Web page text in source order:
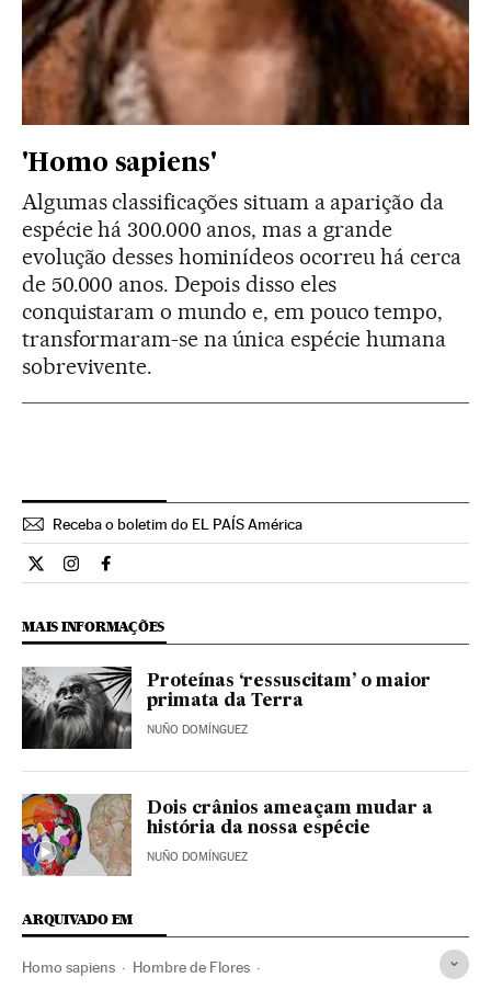
'Homo sapiens'
Algumas classificações situam a aparição da
espécie há 300.000 anos, mas a grande
evolução desses hominídeos ocorreu há cerca
de 50.000 anos. Depois disso eles
conquistaram o mundo e, em pouco tempo,
transformaram-se na única espécie humana
sobrevivente.
Receba o boletim do EL PAÍS América
Ciencia El País Brasil en Twitter
Ciencia El País Brasil en Instagram
Ciencia El País Brasil en Facebook
MAIS INFORMAÇÕES
Proteínas ‘ressuscitam’ o maior
primata da Terra
NUÑO DOMÍNGUEZ
Dois crânios ameaçam mudar a
história da nossa espécie
NUÑO DOMÍNGUEZ
ARQUIVADO EM
Homo sapiens Hombre de Flores